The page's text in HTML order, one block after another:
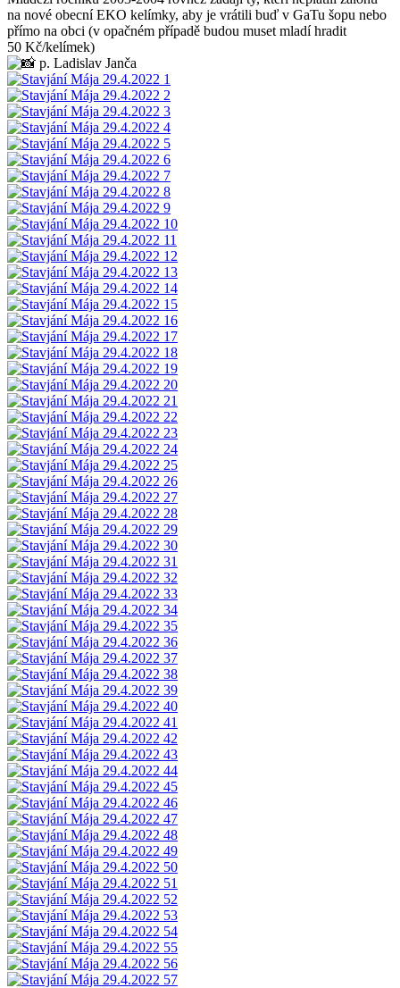
na nové obecní EKO kelímky, aby je vrátili buď v GaTu šopu nebo
přímo na obci (v opačném případě budou muset mladí hradit
50 Kč/kelímek)
p. Ladislav Janča